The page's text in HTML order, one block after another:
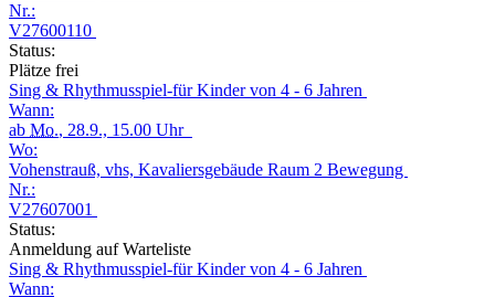
Nr.:
V27600110
Status:
Plätze frei
Sing & Rhythmusspiel-für Kinder von 4 - 6 Jahren
Wann:
ab Mo., 28.9., 15.00 Uhr
Wo:
Vohenstrauß, vhs, Kavaliersgebäude Raum 2 Bewegung
Nr.:
V27607001
Status:
Anmeldung auf Warteliste
Sing & Rhythmusspiel-für Kinder von 4 - 6 Jahren
Wann: